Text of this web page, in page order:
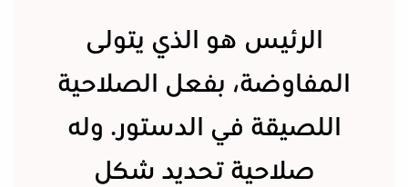
الرئيس هو الذي يتولى
المفاوضة، بفعل الصلاحية
اللصيقة في الدستور. وله
صلاحية تحديد شكل